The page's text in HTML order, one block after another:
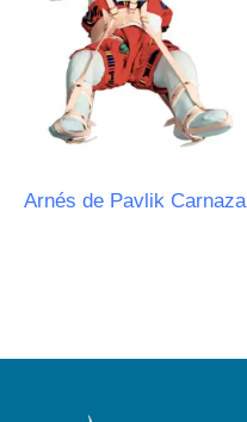
Arnés de Pavlik Carnaza